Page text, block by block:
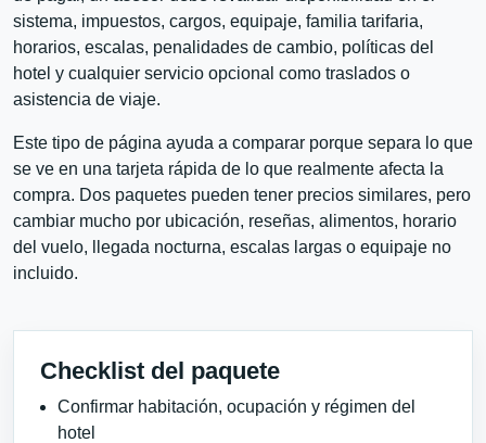
sistema, impuestos, cargos, equipaje, familia tarifaria,
horarios, escalas, penalidades de cambio, políticas del
hotel y cualquier servicio opcional como traslados o
asistencia de viaje.
Este tipo de página ayuda a comparar porque separa lo que
se ve en una tarjeta rápida de lo que realmente afecta la
compra. Dos paquetes pueden tener precios similares, pero
cambiar mucho por ubicación, reseñas, alimentos, horario
del vuelo, llegada nocturna, escalas largas o equipaje no
incluido.
Checklist del paquete
Confirmar habitación, ocupación y régimen del
hotel